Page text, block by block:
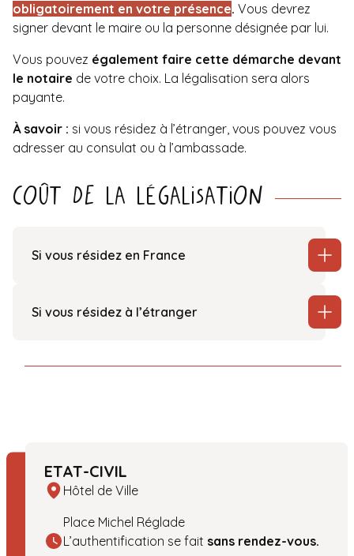
obligatoirement en votre présence. Vous devrez
signer devant le maire ou la personne désignée par lui.
Vous pouvez également faire cette démarche devant
le notaire de votre choix. La légalisation sera alors
payante.
À savoir : si vous résidez à l’étranger, vous pouvez vous
adresser au consulat ou à l’ambassade.
Coût de la légalisation
Si vous résidez en France
Si vous résidez à l’étranger
ETAT-CIVIL
Hôtel de Ville
Place Michel Réglade
L’authentification se fait sans rendez-vous.